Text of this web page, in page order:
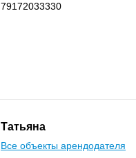
79172033330
Татьяна
Все объекты арендодателя